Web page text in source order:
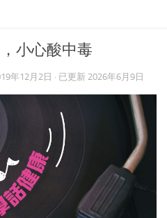
小心酸中毒
年12月2日 · 已更新 2026年6月9日